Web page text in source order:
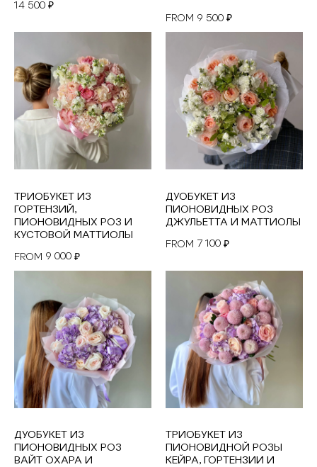
14 500 ₽
FROM 9 500 ₽
ТРИОБУКЕТ ИЗ
ГОРТЕНЗИЙ,
ПИОНОВИДНЫХ РОЗ И
КУСТОВОЙ МАТТИОЛЫ
FROM 9 000 ₽
ДУОБУКЕТ ИЗ
ПИОНОВИДНЫХ РОЗ
ДЖУЛЬЕТТА И МАТТИОЛЫ
FROM 7 100 ₽
ДУОБУКЕТ ИЗ
ПИОНОВИДНЫХ РОЗ
ВАЙТ ОХАРА И
ТРИОБУКЕТ ИЗ
ПИОНОВИДНОЙ РОЗЫ
КЕЙРА, ГОРТЕНЗИИ И